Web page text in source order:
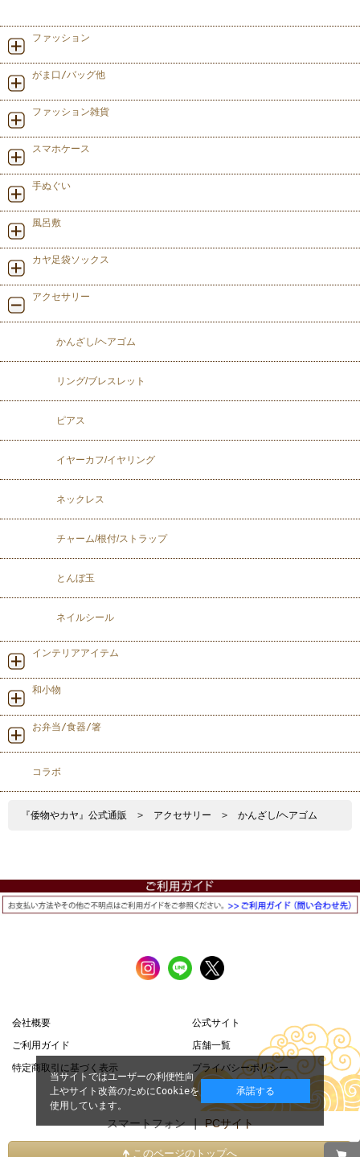
ファッション
がま口/バッグ他
ファッション雑貨
スマホケース
手ぬぐい
風呂敷
カヤ足袋ソックス
アクセサリー
かんざし/ヘアゴム
リング/ブレスレット
ピアス
イヤーカフ/イヤリング
ネックレス
チャーム/根付/ストラップ
とんぼ玉
ネイルシール
インテリアアイテム
和小物
お弁当/食器/箸
コラボ
『倭物やカヤ』公式通販 > アクセサリー > かんざし/ヘアゴム
会社概要
公式サイト
ご利用ガイド
店舗一覧
特定商取引に基づく表示
プライバシーポリシー
スマートフォン |PCサイト
このページのトップへ
当サイトではユーザーの利便性向
上やサイト改善のためにCookieを
使用しています。
承諾する